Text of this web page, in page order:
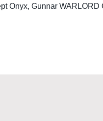
Onyx, Gunnar